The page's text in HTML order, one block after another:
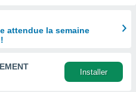
attendue la semaine
Installer